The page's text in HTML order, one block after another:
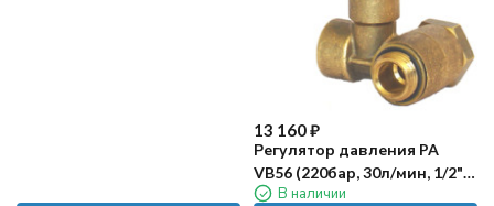
13 160₽
Регулятор давления PA
VB56 (220бар, 30л/мин, 1/2"г-
М22х1.5ш, Х:19, Y:70)
В наличии